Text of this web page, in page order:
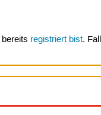
registriert bist.